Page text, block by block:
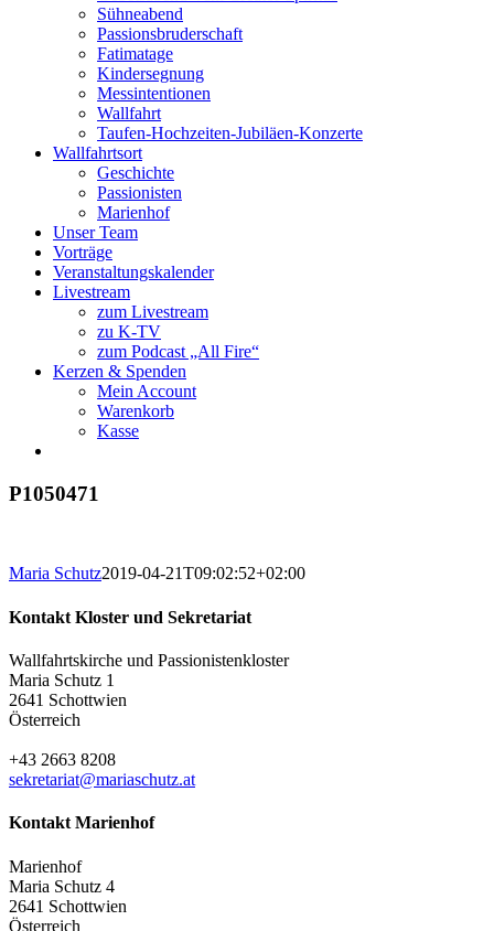
Sühneabend
Passionsbruderschaft
Fatimatage
Kindersegnung
Messintentionen
Wallfahrt
Taufen-Hochzeiten-Jubiläen-Konzerte
Wallfahrtsort
Geschichte
Passionisten
Marienhof
Unser Team
Vorträge
Veranstaltungskalender
Livestream
zum Livestream
zu K-TV
zum Podcast „All Fire“
Kerzen & Spenden
Mein Account
Warenkorb
Kasse
P1050471
Maria Schutz2019-04-21T09:02:52+02:00
Kontakt Kloster und Sekretariat
Wallfahrtskirche und Passionistenkloster
Maria Schutz 1
2641 Schottwien
Österreich
+43 2663 8208
sekretariat@mariaschutz.at
Kontakt Marienhof
Marienhof
Maria Schutz 4
2641 Schottwien
Österreich